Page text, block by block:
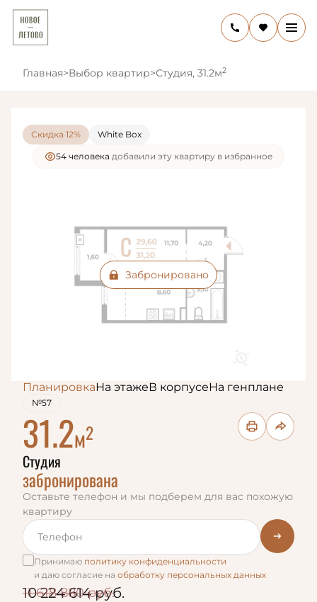
Главная>Выбор квартир>Студия, 31.2м2
Скидка 12% White Box
54 человекa добавили эту квартиру в избранное
Забронировано
ПланировкаНа этажеВ корпусеНа генплане
№57
31.2м2
Студия
забронирована
Оставьте телефон и мы подберем для вас похожую
квартиру
Принимаю политику конфиденциальности
и даю согласие на обработку персональных данных
11 618 880 руб.
10 224 614 руб.